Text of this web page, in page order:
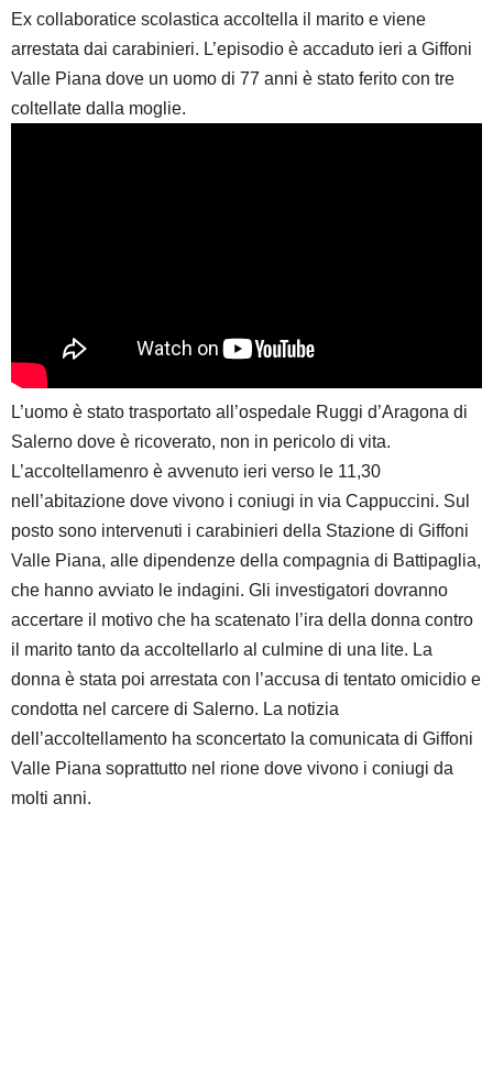
Ex collaboratice scolastica accoltella il marito e viene
arrestata dai carabinieri. L’episodio è accaduto ieri a Giffoni
Valle Piana dove un uomo di 77 anni è stato ferito con tre
coltellate dalla moglie.
L’uomo è stato trasportato all’ospedale Ruggi d’Aragona di
Salerno dove è ricoverato, non in pericolo di vita.
L’accoltellamenro è avvenuto ieri verso le 11,30
nell’abitazione dove vivono i coniugi in via Cappuccini. Sul
posto sono intervenuti i carabinieri della Stazione di Giffoni
Valle Piana, alle dipendenze della compagnia di Battipaglia,
che hanno avviato le indagini. Gli investigatori dovranno
accertare il motivo che ha scatenato l’ira della donna contro
il marito tanto da accoltellarlo al culmine di una lite. La
donna è stata poi arrestata con l’accusa di tentato omicidio e
condotta nel carcere di Salerno. La notizia
dell’accoltellamento ha sconcertato la comunicata di Giffoni
Valle Piana soprattutto nel rione dove vivono i coniugi da
molti anni.